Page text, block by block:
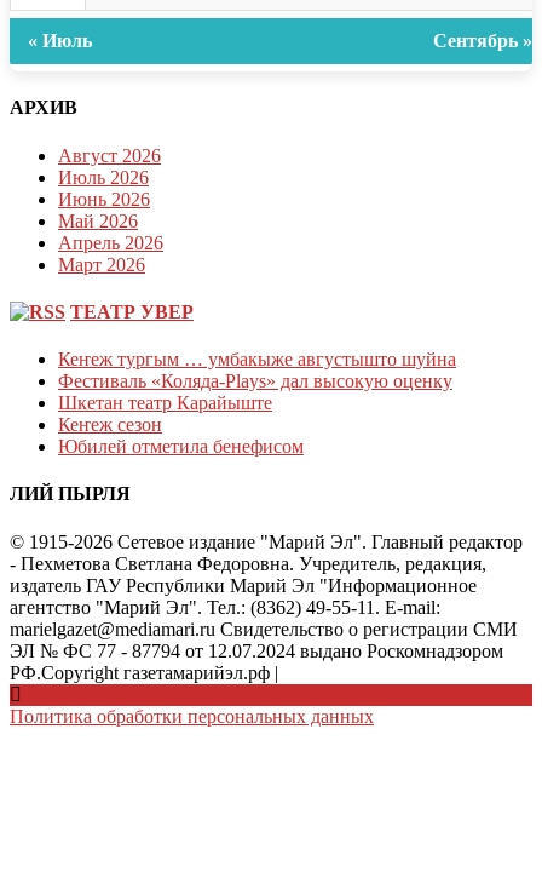
« Июль Сентябрь »
АРХИВ
Август 2026
Июль 2026
Июнь 2026
Май 2026
Апрель 2026
Март 2026
ТЕАТР УВЕР
Кеҥеж тургым … умбакыже августышто шуйна
Фестиваль «Коляда-Plays» дал высокую оценку
Шкетан театр Карайыште
Кеҥеж сезон
Юбилей отметила бенефисом
ЛИЙ ПЫРЛЯ
© 1915-2026 Сетевое издание "Марий Эл". Главный редактор
- Пехметова Светлана Федоровна. Учредитель, редакция,
издатель ГАУ Республики Марий Эл "Информационное
агентство "Марий Эл". Тел.: (8362) 49-55-11. E-mail:
marielgazet@mediamari.ru Свидетельство о регистрации СМИ
ЭЛ № ФС 77 - 87794 от 12.07.2024 выдано Роскомнадзором
РФ.Copyright газетамарийэл.рф |
Политика обработки персональных данных